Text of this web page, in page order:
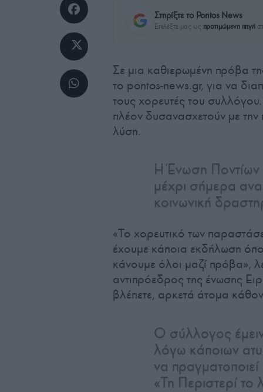
Στηρίξτε το Pontos News
Επιλέξτε μας ως προτιμώμενη πηγή
Σε μια καθιερωμένη πρόβα
το pontos-news.gr, για να
τους χορευτές του
πλέον δυσανασχετούν με
λύση.
Η Ένωση Ποντίων
μέχρι σήμερα
κοινωνική
«Το χορευτικό των
έχουμε κάποια εκδήλωση
κάνουμε όλοι μαζί πρόβα»,
αντιπρόεδρος της ένωσης
βλέπετε, αρκετά άτομα
Ο σύλλογος
λόγω κάποιων
να
«Τη Περιστερί το